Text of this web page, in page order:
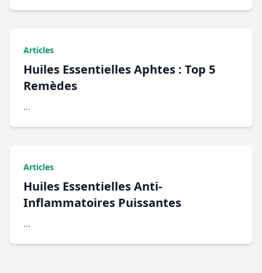
Articles
Huiles Essentielles Aphtes : Top 5
Remèdes
...
Articles
Huiles Essentielles Anti-
Inflammatoires Puissantes
...